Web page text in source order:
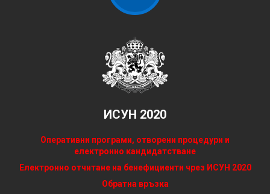
ИСУН 2020
Оперативни програми, отворени процедури и
електронно кандидатстване
Електронно отчитане на бенефициенти чрез ИСУН 2020
Обратна връзка